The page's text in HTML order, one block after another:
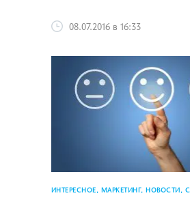
08.07.2016 в 16:33
ИНТЕРЕСНОЕ, МАРКЕТИНГ, НОВОСТИ,